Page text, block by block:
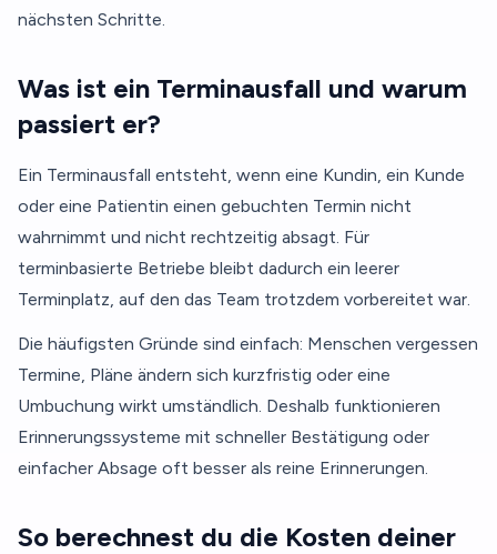
nächsten Schritte.
Was ist ein Terminausfall und warum
passiert er?
Ein Terminausfall entsteht, wenn eine Kundin, ein Kunde
oder eine Patientin einen gebuchten Termin nicht
wahrnimmt und nicht rechtzeitig absagt. Für
terminbasierte Betriebe bleibt dadurch ein leerer
Terminplatz, auf den das Team trotzdem vorbereitet war.
Die häufigsten Gründe sind einfach: Menschen vergessen
Termine, Pläne ändern sich kurzfristig oder eine
Umbuchung wirkt umständlich. Deshalb funktionieren
Erinnerungssysteme mit schneller Bestätigung oder
einfacher Absage oft besser als reine Erinnerungen.
So berechnest du die Kosten deiner